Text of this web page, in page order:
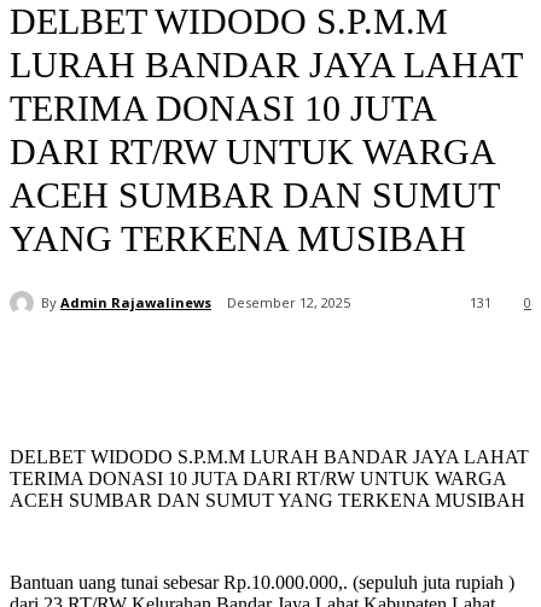
DELBET WIDODO S.P.M.M
LURAH BANDAR JAYA LAHAT
TERIMA DONASI 10 JUTA
DARI RT/RW UNTUK WARGA
ACEH SUMBAR DAN SUMUT
YANG TERKENA MUSIBAH
By Admin Rajawalinews Desember 12, 2025 0
131
DELBET WIDODO S.P.M.M LURAH BANDAR JAYA LAHAT
TERIMA DONASI 10 JUTA DARI RT/RW UNTUK WARGA
ACEH SUMBAR DAN SUMUT YANG TERKENA MUSIBAH
Bantuan uang tunai sebesar Rp.10.000.000,. (sepuluh juta rupiah )